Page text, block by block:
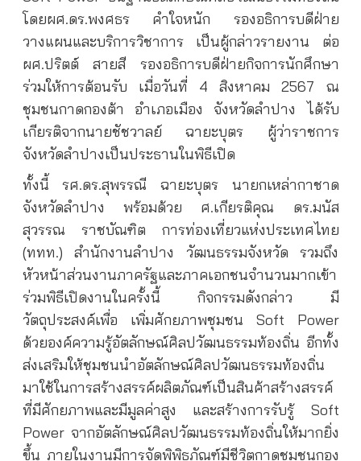
โดยผศ.ดร.พงศธร คำใจหนัก รองอธิการบดีฝ่าย
วางแผนและบริการวิชาการ เป็นผู้กล่าวรายงาน ต่อ
ผศ.ปริตต์ สายสี รองอธิการบดีฝ่ายกิจการนักศึกษา
ร่วมให้การต้อนรับ เมื่อวันที่ 4 สิงหาคม 2567 ณ
ชุมชนกาดกองต้า อำเภอเมือง จังหวัดลำปาง ได้รับ
เกียรติจากนายชัชวาลย์ ฉายะบุตร ผู้ว่าราชการ
จังหวัดลำปางเป็นประธานในพิธีเปิด
ทั้งนี้ รศ.ดร.สุพรรณี ฉายะบุตร นายกเหล่ากาชาด
จังหวัดลำปาง พร้อมด้วย ศ.เกียรติคุณ ดร.มนัส
สุวรรณ ราชบัณฑิต การท่องเที่ยวแห่งประเทศไทย
(ททท.) สำนักงานลำปาง วัฒนธรรมจังหวัด รวมถึง
หัวหน้าส่วนงานภาครัฐและภาคเอกชนจำนวนมากเข้า
ร่วมพิธีเปิดงานในครั้งนี้ กิจกรรมดังกล่าว มี
วัตถุประสงค์เพื่อ เพิ่มศักยภาพชุมชน Soft Power
ด้วยองค์ความรู้อัตลักษณ์ศิลปวัฒนธรรมท้องถิ่น อีกทั้ง
ส่งเสริมให้ชุมชนนำอัตลักษณ์ศิลปวัฒนธรรมท้องถิ่น
มาใช้ในการสร้างสรรค์ผลิตภัณฑ์เป็นสินค้าสร้างสรรค์
ที่มีศักยภาพและมีมูลค่าสูง และสร้างการรับรู้ Soft
Power จากอัตลักษณ์ศิลปวัฒนธรรมท้องถิ่นให้มากยิ่ง
ขึ้น ภายในงานมีการจัดพิพิธภัณฑ์มีชีวิตกาดชุมชนกอง